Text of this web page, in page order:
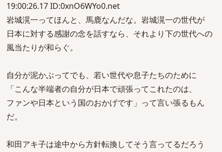
19:00:26.17 ID:0xnO6WYo0.net
岩城滉一ってほんと、馬鹿なんだな。岩城滉一の世代が
日本に対する感謝の念を話すなら、それより下の世代への
風当たりが和らぐ。
自分が泥かぶってでも、若い世代や息子たちのために
「こんな半端者の自分が日本で頑張ってこれたのは、
ファンや日本という国のおかげです」って言い張るもん
だ。
和田アキ子は途中から方針転換してそう言ってるだろう